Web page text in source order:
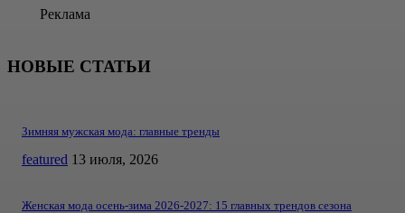
Реклама
НОВЫЕ СТАТЬИ
Зимняя мужская мода: главные тренды
featured 13 июля, 2026
Женская мода осень-зима 2026-2027: 15 главных трендов сезона